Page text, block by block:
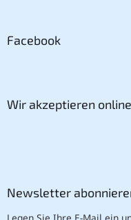
Facebook
Wir akzeptieren
Newsletter